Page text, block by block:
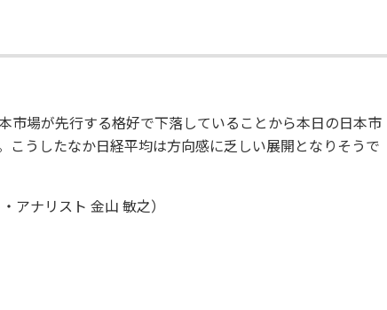
市場が先行する格好で下落していることから本日の日本市
こうしたなか日経平均は方向感に乏しい展開となりそうで
アナリスト 金山 敏之）